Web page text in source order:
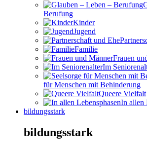
Berufung
Kinder
Jugend
Familie
Frauen
Im
für Menschen mit Behinderung
Queere Vielfalt
In allen
bildungsstark
bildungsstark